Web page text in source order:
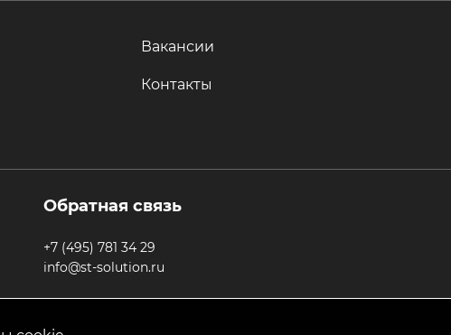
Вакансии
Контакты
Обратная связь
+7 (495) 781 34 29
info@st-solution.ru